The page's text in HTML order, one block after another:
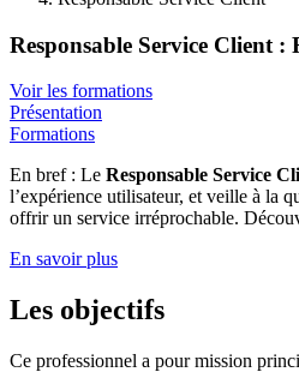
Responsable Service Client
Voir les formations
Présentation
Formations
En bref : Le Responsable Service
l’expérience utilisateur, et veille à la
offrir un service irréprochable.
En savoir plus
Les objectifs
Ce professionnel a pour mission